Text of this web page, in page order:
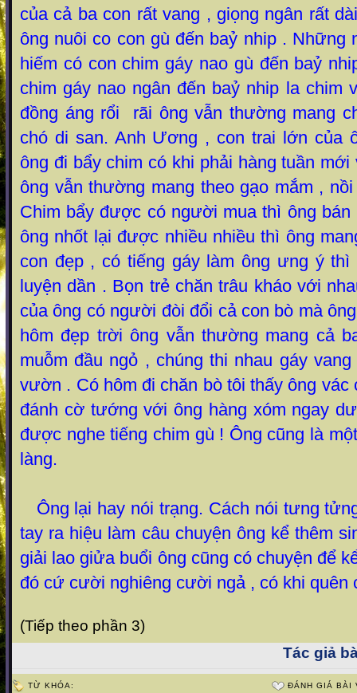
của cả ba con rất vang , giọng ngân rất
ông nuôi co con gù đến baỷ nhip . Những
hiếm có con chim gáy nao gù đến baỷ
chim gáy nao ngân đến baỷ nhip la chim
đồng áng rổi rãi ông vẫn thường mang
chó di san. Anh Ương , con trai lớn của
ông đi bẩy chim có khi phải hàng tuần
ông vẫn thường mang theo gạo mắm ,
Chim bẩy được có người mua thì ông
ông nhốt lại được nhiều nhiều thì ông
con đẹp , có tiếng gáy làm ông ưng ý
luyện dần . Bọn trẻ chăn trâu kháo với
của ông có người đòi đổi cả con bò mà
hôm đẹp trời ông vẫn thường mang cả
muỗm đầu ngỏ , chúng thi nhau gáy
vườn . Có hôm đi chăn bò tôi thấy ông
đánh cờ tướng với ông hàng xóm ngay
được nghe tiếng chim gù ! Ông cũng là
làng.
Ông lại hay nói trạng. Cách nói tưng
tay ra hiệu làm câu chuyện ông kể thêm
giải lao giửa buổi ông cũng có chuyện để
đó cứ cười nghiêng cười ngả , có khi quên
(Tiếp theo phần 3)
Tác giả
TỪ KHÓA: ĐÁNH GIÁ BÀI